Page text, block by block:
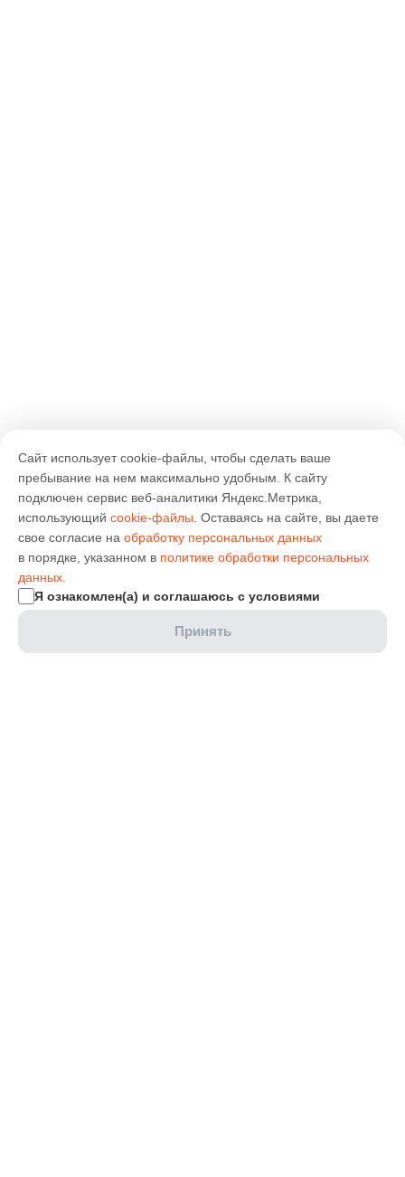
Сайт использует cookie-файлы, чтобы сделать ваше
пребывание на нем максимально удобным. К cайту
подключен сервис веб-аналитики Яндекс.Метрика,
использующий cookie-файлы . Оставаясь на сайте, вы даете
свое согласие на обработку персональных данных
в порядке, указанном в политике обработки персональных
данных
Я ознакомлен(а) и соглашаюсь с условиями
Принять